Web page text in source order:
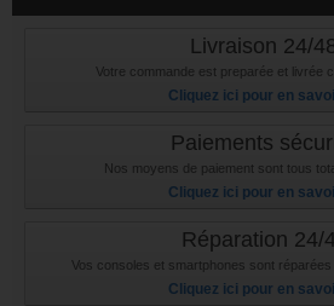
Livraison 24/
Votre commande est preparée et livrée
Cliquez ici pour en
Paiements
Nos moyens de paiement sont tous
Cliquez ici pour en
Réparation 24/
Vos consoles et smartphones sont
Cliquez ici pour en